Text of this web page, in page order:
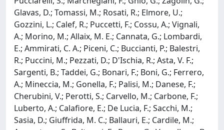
Glavas, D.; Tomassi, M.; Rosati, R.; Elmore, U.;
Gozzini, L.; Calef, R.; Puccetti, F.; Cossu, A.; Vignali,
A.; Morino, M.; Allaix, M. E.; Cannata, G.; Lombardi,
E.; Ammirati, C. A.; Piceni, C.; Buccianti, P.; Balestri,
R.; Puccini, M.; Pezzati, D.; D'Ischia, R.; Asta, V. F.;
Sargenti, B.; Taddei, G.; Bonari, F.; Boni, G.; Ferrero,
A.; Mineccia, M.; Gonella, F.; Palisi, M.; Danese, F.;
Cherubini, V.; Perotti, S.; Carvello, M.; Carbone, F.;
Luberto, A.; Calafiore, E.; De Lucia, F.; Sacchi, M.;
Sasia, D.; Giuffrida, M. C.; Ballauri, E.; Cardile, M.;